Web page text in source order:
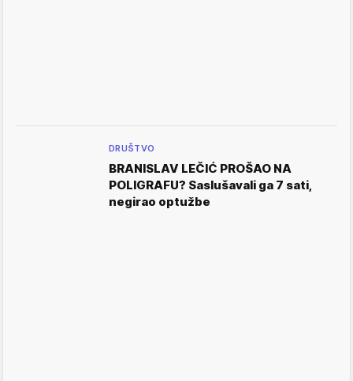
DRUŠTVO
BRANISLAV LEČIĆ PROŠAO NA
POLIGRAFU? Saslušavali ga 7 sati,
negirao optužbe